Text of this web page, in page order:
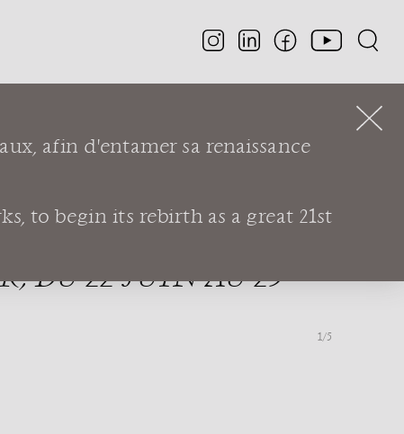
afin d'entamer sa renaissance
to begin its rebirth as a great 21st
DU 22 JUIN AU 29
1/5